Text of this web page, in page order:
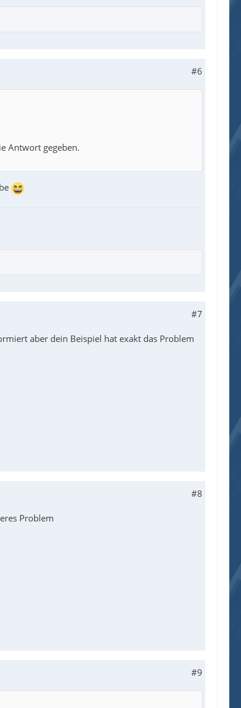
#6
Antwort gegeben.
#7
aber dein Beispiel hat exakt das Problem
#8
Problem
#9